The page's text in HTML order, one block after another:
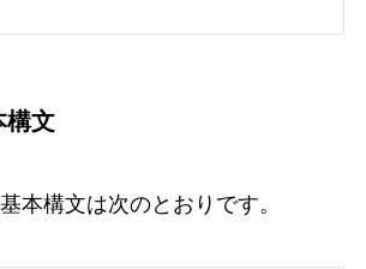
構文
本構文は次のとおりです。